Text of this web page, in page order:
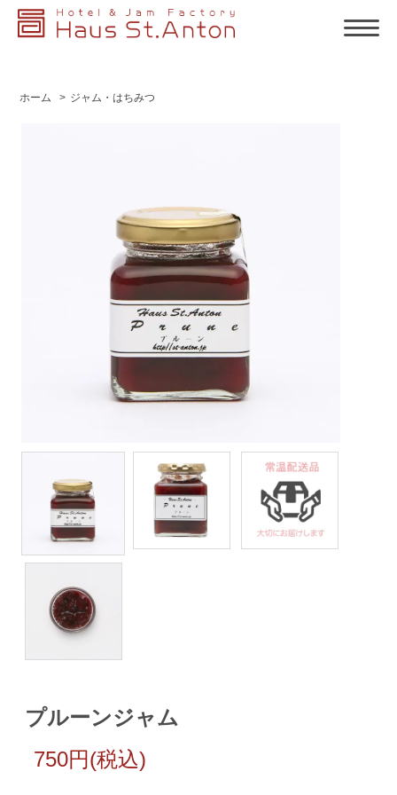
ホーム > ジャム・はちみつ
プルーンジャム
750円(税込)